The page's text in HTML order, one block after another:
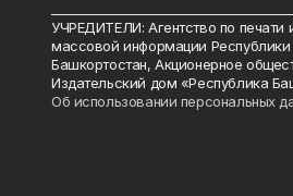
УЧРЕДИТЕЛИ: Агентство по печати
массовой информации Республики
Башкортостан, Акционерное
Издательский дом «Республика
Об использовании персональных